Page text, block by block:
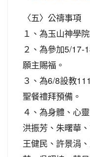
〈五〉公禱事項
１、為玉山神學
２、為參加5/17-
願主賜福。
３、為6/8設教
聖餐禮拜預備。
４、為身體、心
洪振芳、朱曙華
王健民、許景涓